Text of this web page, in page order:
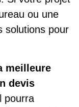
ou une
solutions pour
meilleure
devis
pourra